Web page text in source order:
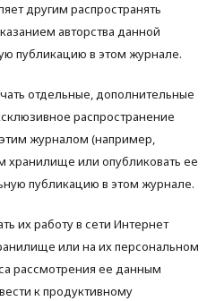
другим распространять
авторства данной
публикацию в этом журнале.
отдельные, дополнительные
распространение
журналом (например,
хранилище или опубликовать ее
публикацию в этом журнале.
их работу в сети Интернет
или на их персональном
рассмотрения ее данным
к продуктивному